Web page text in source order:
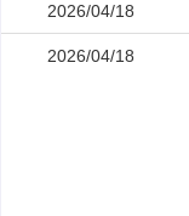
2026/04/18
2026/04/18